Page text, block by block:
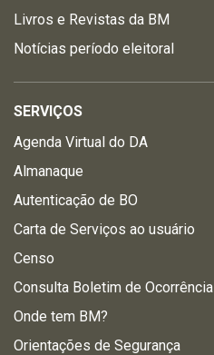
Livros e Revistas da BM
Notícias período eleitoral
SERVIÇOS
Agenda Virtual do DA
Almanaque
Autenticação de BO
Carta de Serviços ao usuário
Censo
Consulta Boletim de Ocorrência
Onde tem BM?
Orientações de Segurança